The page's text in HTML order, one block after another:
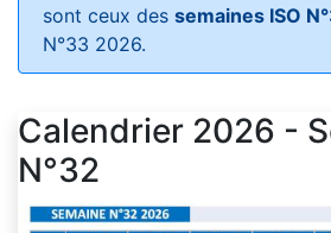
sont ceux des semaines ISO
N°33 2026.
Calendrier 2026 -
N°32